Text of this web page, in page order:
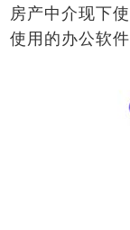
房产中介现下
使用的办公软